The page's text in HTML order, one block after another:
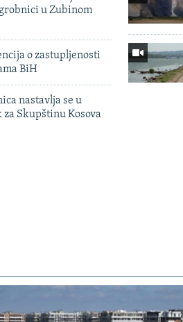
u Zubinom
o zastupljenosti
BiH
nastavlja se u
Skupštinu Kosova